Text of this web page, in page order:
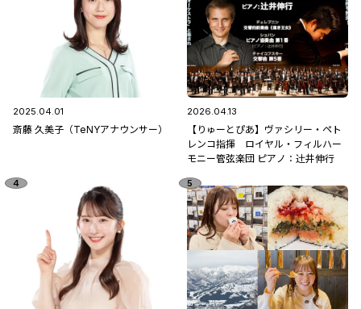
2025.04.01
斎藤 久美子（TeNYアナウンサー）
2026.04.13
【りゅーとぴあ】ヴァシリー・ペト
レンコ指揮 ロイヤル・フィルハー
モニー管弦楽団 ピアノ：辻󠄀井伸行